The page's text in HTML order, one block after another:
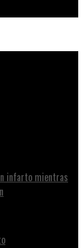
infarto mientras